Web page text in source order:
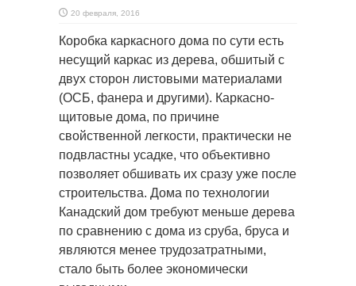
20 февраля, 2016
Коробка каркасного дома по сути есть
несущий каркас из дерева, обшитый с
двух сторон листовыми материалами
(ОСБ, фанера и другими). Каркасно-
щитовые дома, по причине
свойственной легкости, практически не
подвластны усадке, что объективно
позволяет обшивать их сразу уже после
строительства. Дома по технологии
Канадский дом требуют меньше дерева
по сравнению с дома из сруба, бруса и
являются менее трудозатратными,
стало быть более экономически